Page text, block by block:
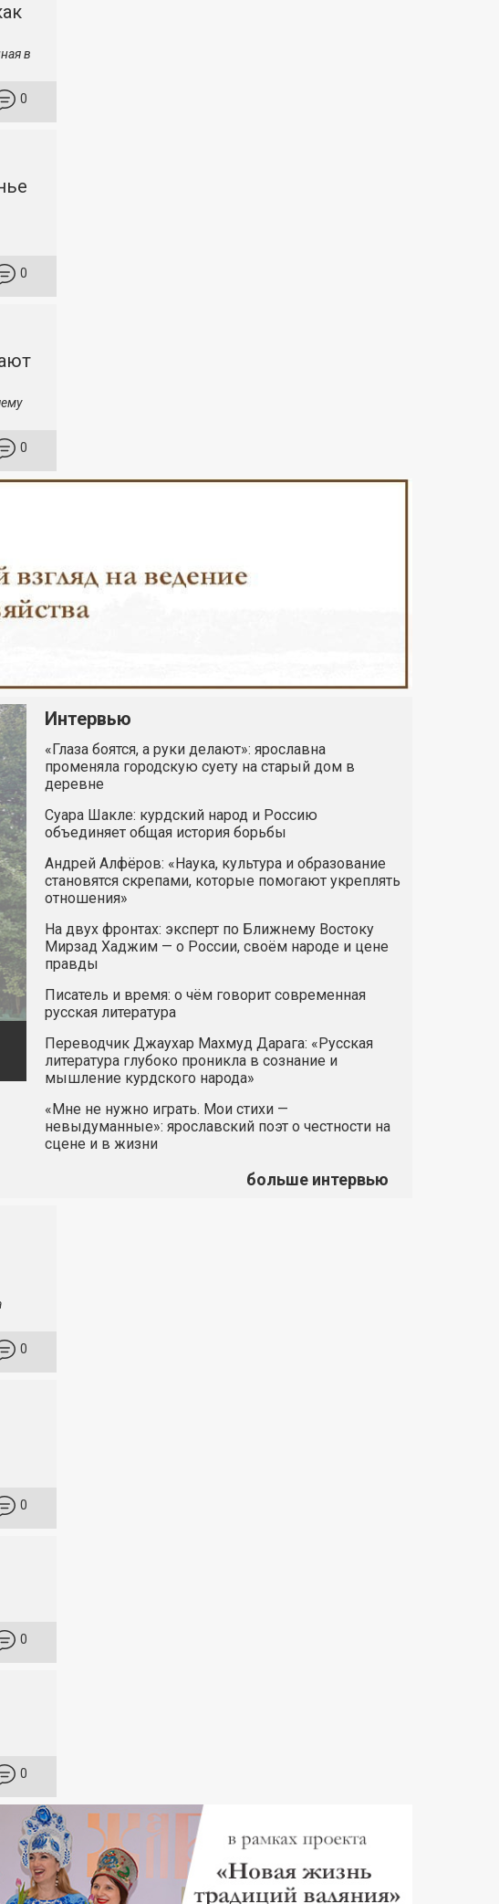
в
0
0
0
Интервью
«Глаза боятся, а руки делают»: ярославна
променяла городскую суету на старый дом в
деревне
Суара Шакле: курдский народ и Россию
объединяет общая история борьбы
Андрей Алфёров: «Наука, культура и образование
становятся скрепами, которые помогают укреплять
отношения»
На двух фронтах: эксперт по Ближнему Востоку
Мирзад Хаджим — о России, своём народе и цене
правды
Писатель и время: о чём говорит современная
русская литература
Переводчик Джаухар Махмуд Дарага: «Русская
литература глубоко проникла в сознание и
мышление курдского народа»
«Мне не нужно играть. Мои стихи —
невыдуманные»: ярославский поэт о честности на
сцене и в жизни
больше интервью
0
0
0
0